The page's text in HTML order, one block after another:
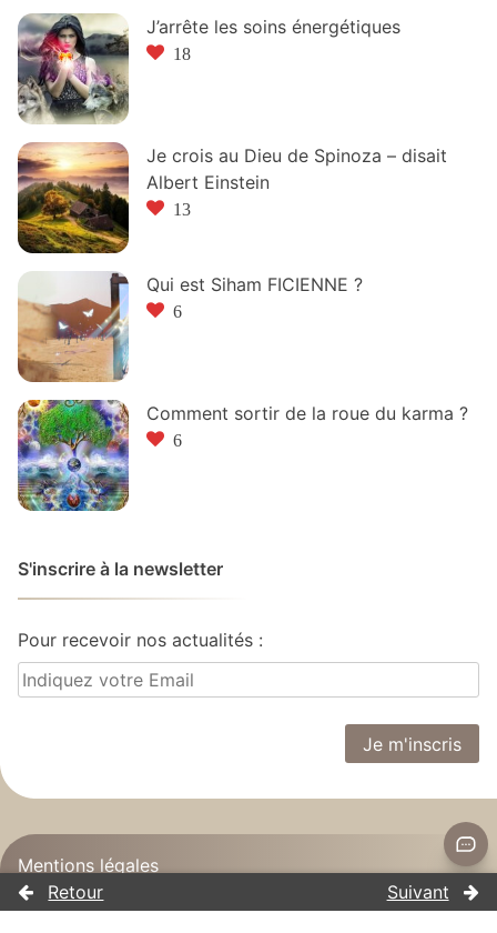
J’arrête les soins énergétiques
18
Je crois au Dieu de Spinoza – disait
Albert Einstein
13
Qui est Siham FICIENNE ?
6
Comment sortir de la roue du karma ?
6
S'inscrire à la newsletter
Pour recevoir nos actualités :
Mentions légales
Politique de confidentialité